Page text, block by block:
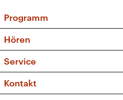
Programm
Sendungen und
Musikliste
Kakadu – Das
Hören
Frequenzen (UKW +
Service
FAQ
Apps
Kontakt